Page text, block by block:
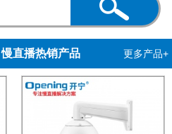
慢直播热销产品 更多产品+